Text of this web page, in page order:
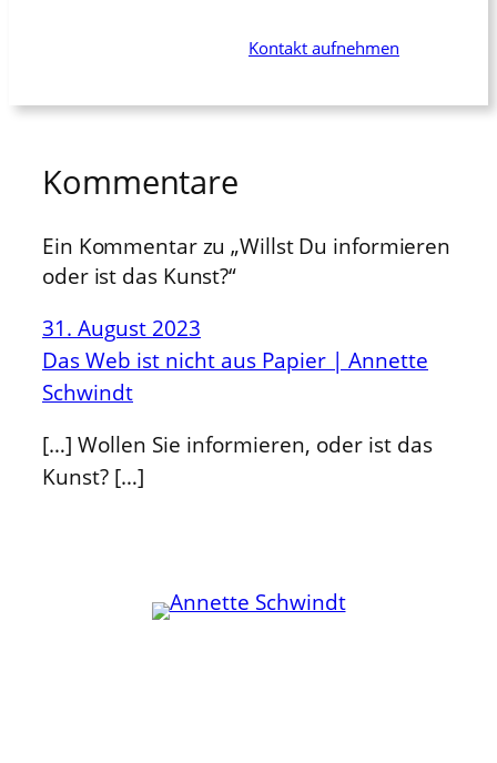
Kontakt aufnehmen
Kommentare
Ein Kommentar zu „Willst Du informieren
oder ist das Kunst?“
31. August 2023
Das Web ist nicht aus Papier | Annette
Schwindt
[…] Wollen Sie informieren, oder ist das
Kunst? […]